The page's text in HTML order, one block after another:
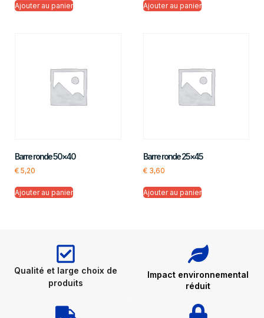
Ajouter au panier Ajouter au panier
Barre ronde 50×40
€ 5,20
Ajouter au panier
Barre ronde 25×45
€3,60
Ajouter au panier
Qualité et large choix de
produits
Impact environnemental
réduit